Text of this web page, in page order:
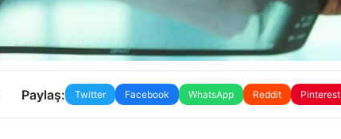
Paylaş: Twitter Facebook WhatsApp Reddit Pinterest